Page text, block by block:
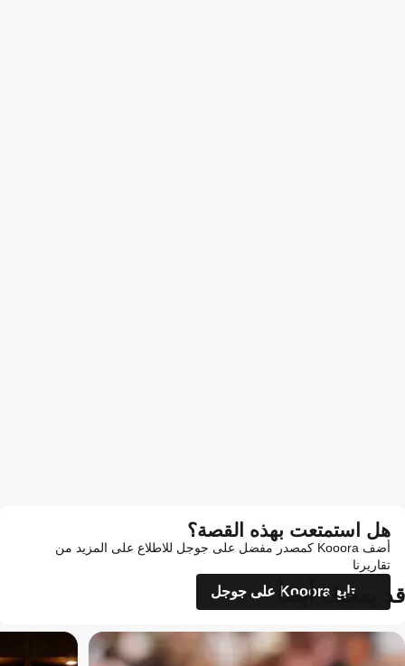
هل استمتعت بهذه القصة؟
أضف Kooora كمصدر مفضل على جوجل للاطلاع على المزيد من
تقاريرنا
تابع Kooora على جوجل
قد يعجبك أيضاً